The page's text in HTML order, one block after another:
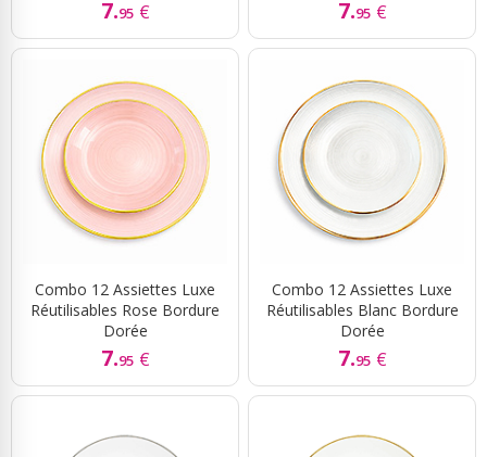
7.95 € 7.95 €
Combo 12 Assiettes Luxe
Réutilisables Rose Bordure
Dorée
7.95 €
Combo 12 Assiettes Luxe
Réutilisables Blanc Bordure
Dorée
7.95 €